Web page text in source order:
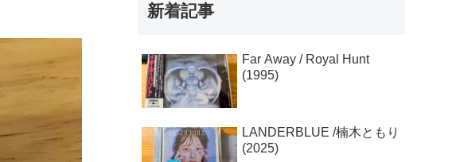
新着記事
Far Away / Royal Hunt
(1995)
LANDERBLUE /楠木ともり
(2025)